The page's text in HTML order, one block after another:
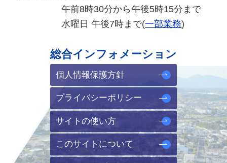
午前8時30分から午後5時15分まで
水曜日 午後7時まで(一部業務)
総合インフォメーション
個人情報保護方針
プライバシーポリシー
サイトの使い方
このサイトについて